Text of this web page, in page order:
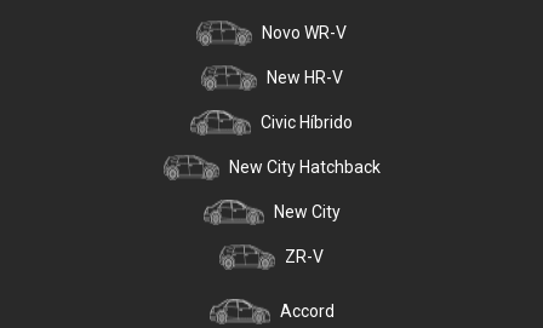
Novo WR-V
New HR-V
Civic Híbrido
New City Hatchback
New City
ZR-V
Accord